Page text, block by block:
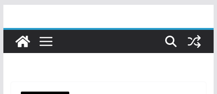
content